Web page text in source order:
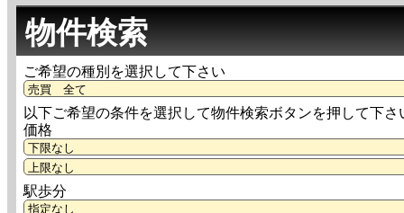
物件検索
ご希望の種別を選択して下さい
以下ご希望の条件を選択して物件検索ボタンを押して下さ
価格
駅歩分